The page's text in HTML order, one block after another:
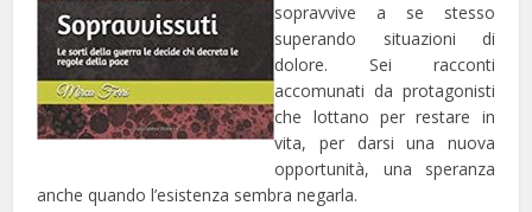
sopravvive a se stesso
superando situazioni di
dolore. Sei racconti
accomunati da protagonisti
che lottano per restare in
vita, per darsi una nuova
opportunità, una speranza
anche quando l’esistenza sembra negarla.